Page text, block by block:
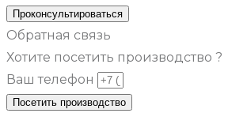
Проконсультироваться
Обратная связь
Хотите посетить производство ?
Ваш телефон
Посетить производство